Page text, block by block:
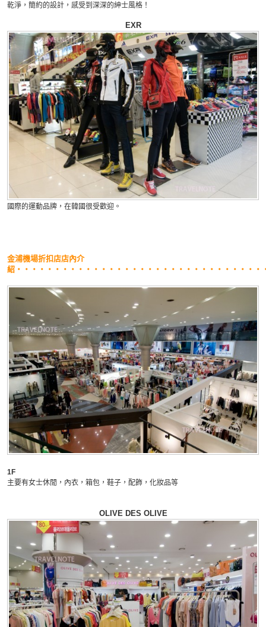
乾淨，簡約的設計，感受到深深的紳士風格！
EXR
國際的運動品牌，在韓國很受歡迎。
金浦機場折扣店店內介
紹・・・・・・・・・・・・・・・・・・・・・・・・・・・・・・・・
1F
主要有女士休閒，內衣，箱包，鞋子，配飾，化妝品等
OLIVE DES OLIVE